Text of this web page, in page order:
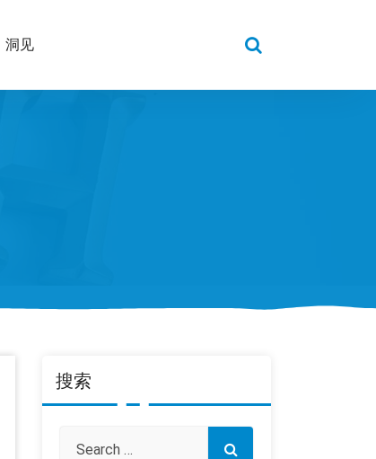
洞见
搜索